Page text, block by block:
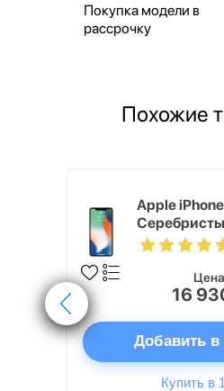
Покупка модели в
рассрочку
Похожие
Apple
Цена
16
Добавить в
Купить в